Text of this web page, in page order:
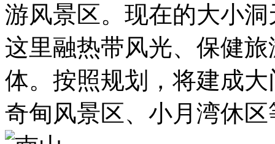
游风景区。现在的大小
这里融热带风光、保健
体。按照规划，将建成
奇甸风景区、小月湾休